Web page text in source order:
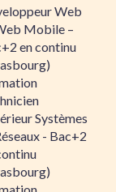
Web
Mobile –
en continu
Systèmes
- Bac+2